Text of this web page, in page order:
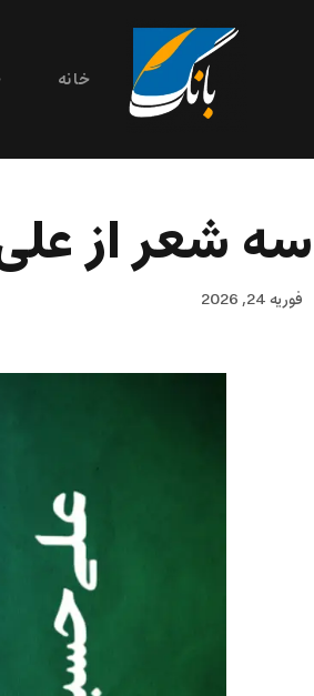
خانه
سه شعر از
فوریه 24, 2026